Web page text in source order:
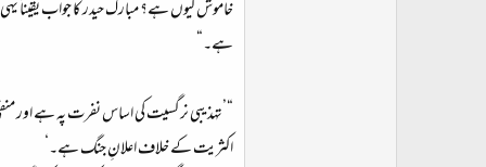
خاموش کیوں ہے؟ مبارک حیدر کا جواب یقیناً
ہے۔“
“’تہذیبی نرگسیت کی اساس نفرت پہ ہے
اکثریت کے خلاف اعلانِ جنگ ہے۔‘